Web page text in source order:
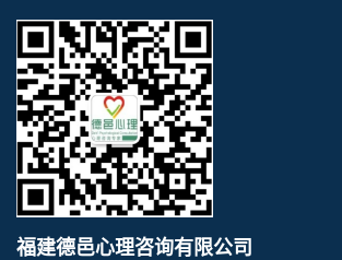
福建德邑心理咨询有限公司